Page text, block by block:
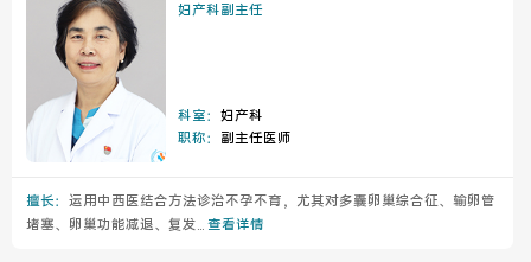
妇产科副主任
科室：妇产科
职称： 副主任医师
擅长： 运用中西医结合方法诊治不孕不育，尤其对多囊卵巢综合征、输卵管
堵塞、卵巢功能减退、复发... 查看详情